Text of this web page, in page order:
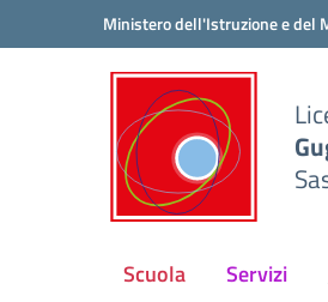
Vai ai contenuti
Vai al menu di navigazioneMinistero dell'Istruzione e del
Scuola Servizi